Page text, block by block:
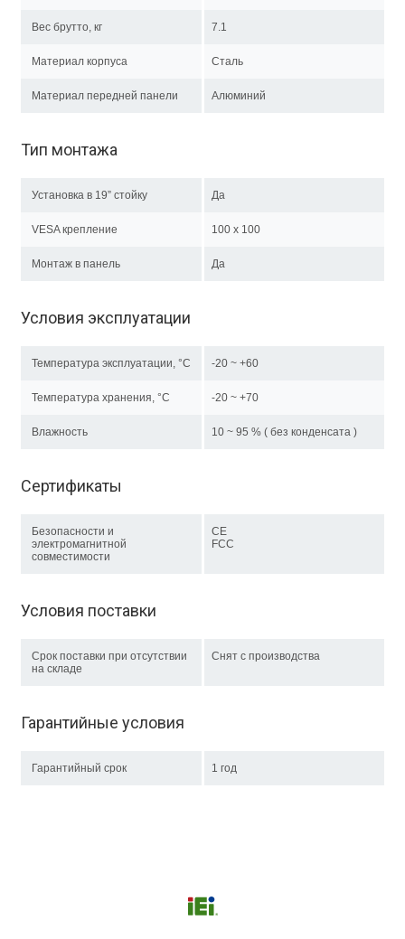
Вес брутто, кг 7.1
Материал корпуса Сталь
Материал передней панели Алюминий
Тип монтажа
Установка в 19” стойку Да
VESA крепление 100 x 100
Монтаж в панель Да
Условия эксплуатации
Температура эксплуатации, °C -20 ~ +60
Температура хранения, °C -20 ~ +70
Влажность 10 ~ 95 % ( без конденсата )
Сертификаты
Безопасности и
электромагнитной
совместимости
CE
FCC
Условия поставки
Срок поставки при отсутствии
на складе
Снят с производства
Гарантийные условия
Гарантийный срок 1 год